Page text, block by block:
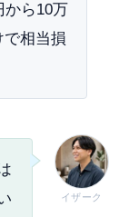
から10万
で相当損
イザーク